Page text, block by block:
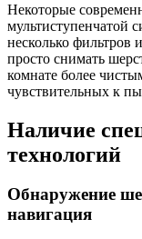
Некоторые
мультиступенчатой
несколько фильтров
просто снимать
комнате более
чувствительных к
Наличие
технологий
Обнаружение
навигация